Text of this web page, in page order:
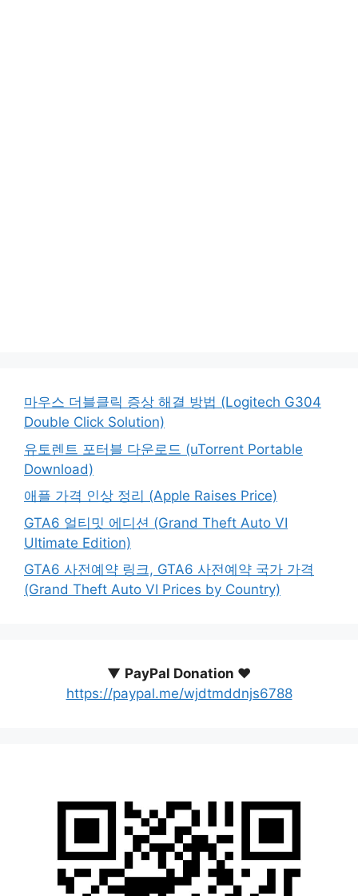
마우스 더블클릭 증상 해결 방법 (Logitech G304
Double Click Solution)
유토렌트 포터블 다운로드 (uTorrent Portable
Download)
애플 가격 인상 정리 (Apple Raises Price)
GTA6 얼티밋 에디션 (Grand Theft Auto VI
Ultimate Edition)
GTA6 사전예약 링크, GTA6 사전예약 국가 가격
(Grand Theft Auto VI Prices by Country)
▼ PayPal Donation ♥️
https://paypal.me/wjdtmddnjs6788